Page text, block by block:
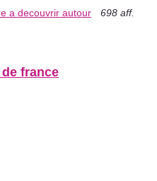
a decouvrir autour
698 aff.
france